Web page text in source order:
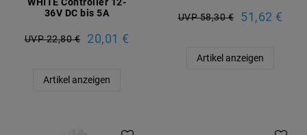
36V DC bis 5A
UVP 22,80 € 20,01 €
Artikel anzeigen
UVP 58,30 € 51,62 €
Artikel anzeigen